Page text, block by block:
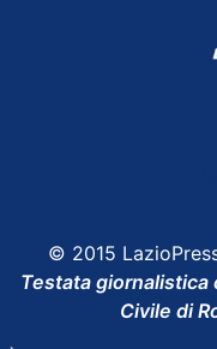
© 2015
Testata giornalistica
Civile di